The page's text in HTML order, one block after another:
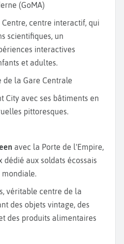
(GoMA)
Centre, centre interactif, qui
scientifiques, un
interactives
et adultes.
de la Gare Centrale
City avec ses bâtiments en
pittoresques.
avec la Porte de l'Empire,
aux soldats écossais
véritable centre de la
des objets vintage, des
des produits alimentaires